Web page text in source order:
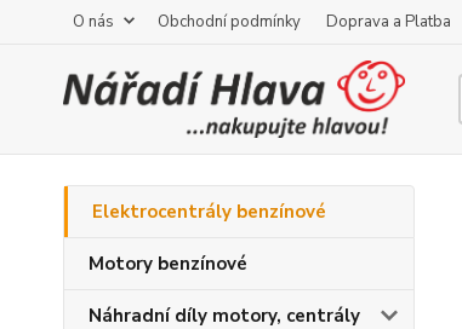
O nás Obchodní podmínky Doprava a Platba
Elektrocentrály benzínové
Motory benzínové
Náhradní díly motory, centrály